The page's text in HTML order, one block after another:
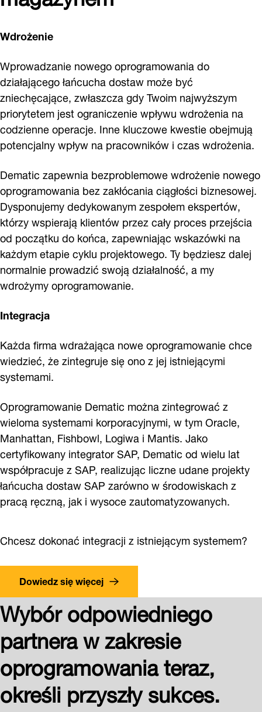
Wdrożenie
Wprowadzanie nowego oprogramowania do
działającego łańcucha dostaw może być
zniechęcające, zwłaszcza gdy Twoim najwyższym
priorytetem jest ograniczenie wpływu wdrożenia na
codzienne operacje. Inne kluczowe kwestie obejmują
potencjalny wpływ na pracowników i czas wdrożenia.
Dematic zapewnia bezproblemowe wdrożenie nowego
oprogramowania bez zakłócania ciągłości biznesowej.
Dysponujemy dedykowanym zespołem ekspertów,
którzy wspierają klientów przez cały proces przejścia
od początku do końca, zapewniając wskazówki na
każdym etapie cyklu projektowego. Ty będziesz dalej
normalnie prowadzić swoją działalność, a my
wdrożymy oprogramowanie.
Integracja
Każda firma wdrażająca nowe oprogramowanie chce
wiedzieć, że zintegruje się ono z jej istniejącymi
systemami.
Oprogramowanie Dematic można zintegrować z
wieloma systemami korporacyjnymi, w tym Oracle,
Manhattan, Fishbowl, Logiwa i Mantis. Jako
certyfikowany integrator SAP, Dematic od wielu lat
współpracuje z SAP, realizując liczne udane projekty
łańcucha dostaw SAP zarówno w środowiskach z
pracą ręczną, jak i wysoce zautomatyzowanych.
Chcesz dokonać integracji z istniejącym systemem?
Dowiedz się więcej
Wybór odpowiedniego
partnera w zakresie
oprogramowania teraz,
określi przyszły sukces.